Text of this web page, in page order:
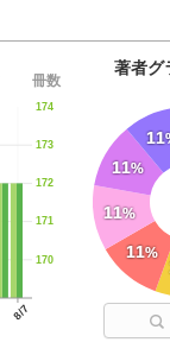
8/7
170
171
172
173
174
冊数
11%
11%
11%
11
著者グ